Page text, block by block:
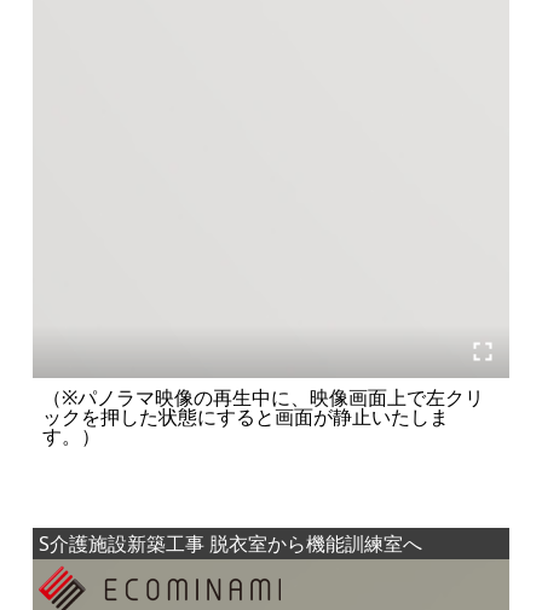
（※パノラマ映像の再生中に、映像画面上で左クリ
ックを押した状態にすると画面が静止いたしま
す。）
S介護施設新築工事 脱衣室から機能訓練室へ